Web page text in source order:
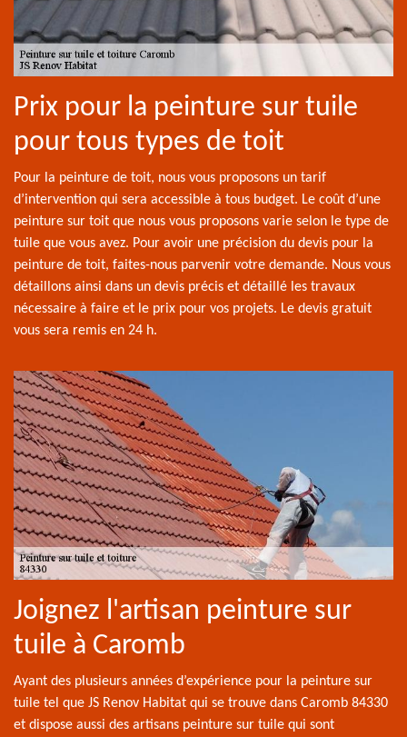
Prix pour la peinture sur tuile
pour tous types de toit
Pour la peinture de toit, nous vous proposons un tarif
d’intervention qui sera accessible à tous budget. Le coût d’une
peinture sur toit que nous vous proposons varie selon le type de
tuile que vous avez. Pour avoir une précision du devis pour la
peinture de toit, faites-nous parvenir votre demande. Nous vous
détaillons ainsi dans un devis précis et détaillé les travaux
nécessaire à faire et le prix pour vos projets. Le devis gratuit
vous sera remis en 24 h.
Joignez l'artisan peinture sur
tuile à Caromb
Ayant des plusieurs années d’expérience pour la peinture sur
tuile tel que JS Renov Habitat qui se trouve dans Caromb 84330
et dispose aussi des artisans peinture sur tuile qui sont